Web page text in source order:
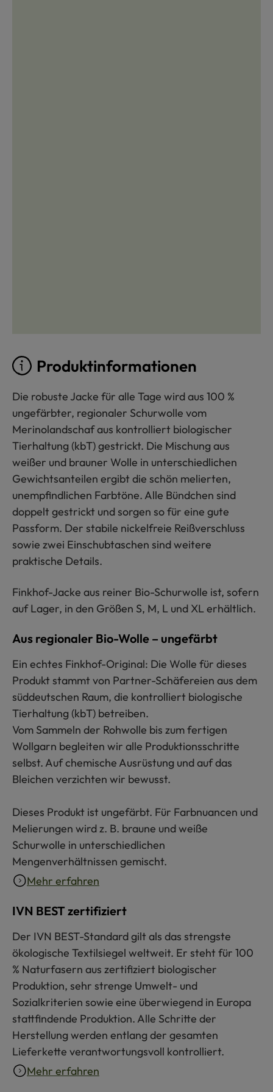
Produktinformationen
Die robuste Jacke für alle Tage wird aus 100 %
ungefärbter, regionaler Schurwolle vom
Merinolandschaf aus kontrolliert biologischer
Tierhaltung (kbT) gestrickt. Die Mischung aus
weißer und brauner Wolle in unterschiedlichen
Gewichtsanteilen ergibt die schön melierten,
unempfindlichen Farbtöne. Alle Bündchen sind
doppelt gestrickt und sorgen so für eine gute
Passform. Der stabile nickelfreie Reißverschluss
sowie zwei Einschubtaschen sind weitere
praktische Details.
Finkhof-Jacke aus reiner Bio-Schurwolle ist, sofern
auf Lager, in den Größen S, M, L und XL erhältlich.
Aus regionaler Bio-Wolle – ungefärbt
Ein echtes Finkhof-Original: Die Wolle für dieses
Produkt stammt von Partner-Schäfereien aus dem
süddeutschen Raum, die kontrolliert biologische
Tierhaltung (kbT) betreiben.
Vom Sammeln der Rohwolle bis zum fertigen
Wollgarn begleiten wir alle Produktionsschritte
selbst. Auf chemische Ausrüstung und auf das
Bleichen verzichten wir bewusst.
Dieses Produkt ist ungefärbt. Für Farbnuancen und
Melierungen wird z. B. braune und weiße
Schurwolle in unterschiedlichen
Mengenverhältnissen gemischt.
Mehr erfahren
IVN BEST zertifiziert
Der IVN BEST-Standard gilt als das strengste
ökologische Textilsiegel weltweit. Er steht für 100
% Naturfasern aus zertifiziert biologischer
Produktion, sehr strenge Umwelt- und
Sozialkriterien sowie eine überwiegend in Europa
stattfindende Produktion. Alle Schritte der
Herstellung werden entlang der gesamten
Lieferkette verantwortungsvoll kontrolliert.
Mehr erfahren